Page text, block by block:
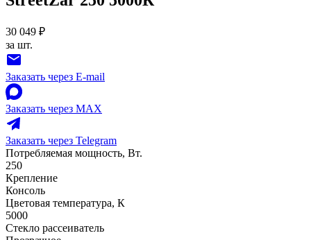
30 049 ₽
за шт.
Заказать через E-mail
Заказать через MAX
Заказать через Telegram
Потребляемая мощность, Вт.
250
Крепление
Консоль
Цветовая температура, К
5000
Стекло рассеиватель